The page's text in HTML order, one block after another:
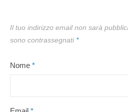
Il tuo indirizzo email non sarà
sono contrassegnati *
Nome *